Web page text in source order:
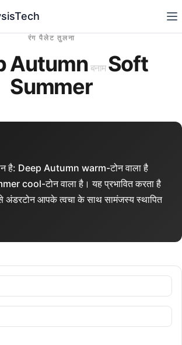
रंग पैलेट तुलना
Autumn बनाम Soft
Summer
है: Deep Autumn warm-टोन वाला है
cool-टोन वाला है। यह प्रभावित करता है
अंडरटोन आपके त्वचा के साथ सामंजस्य स्थापित